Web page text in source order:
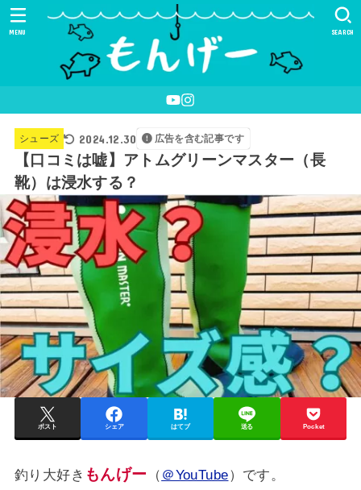
SEARCH
MENU
シューズ 2024.12.30 広告を含む記事です
【口コミは嘘】アトムグリーンマスター（長
靴）は浸水する？
ポスト シェア はてブ 送る Pocket
釣り大好き もんげー （ ＠YouTube）です。